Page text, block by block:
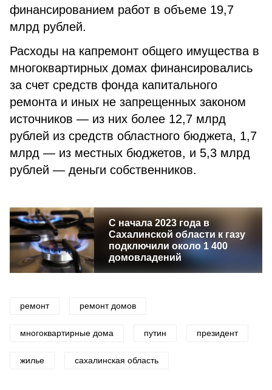
финансированием работ в объеме 19,7
млрд рублей.
Расходы на капремонт общего имущества в
многоквартирных домах финансировались
за счет средств фонда капитального
ремонта и иных не запрещенных законом
источников — из них более 12,7 млрд
рублей из средств областного бюджета, 1,7
млрд — из местных бюджетов, и 5,3 млрд
рублей — деньги собственников.
С начала 2023 года в
Сахалинской области к газу
подключили около 1 400
домовладений
ремонт ремонт домов
многоквартирные дома путин президент
жилье сахалинская область